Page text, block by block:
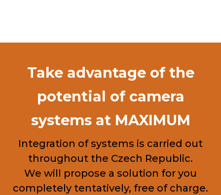
Take advantage of the
potential of camera
systems at MAXIMUM
Integration of systems is carried out
throughout the Czech Republic.
We will propose a solution for you
completely tentatively, free of charge.